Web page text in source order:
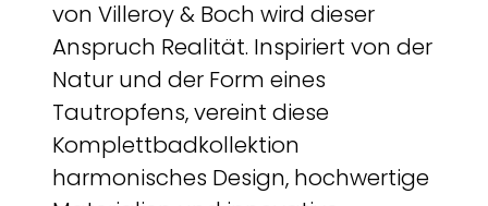
von Villeroy & Boch wird dieser
Anspruch Realität. Inspiriert von der
Natur und der Form eines
Tautropfens, vereint diese
Komplettbadkollektion
harmonisches Design, hochwertige